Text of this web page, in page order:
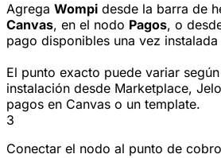
Agrega Wompi desde la barra de
Canvas, en el nodo Pagos, o
pago disponibles una vez
El punto exacto puede variar
instalación desde Marketplace,
pagos en Canvas o un template.
3
Conectar el nodo al punto de cobro